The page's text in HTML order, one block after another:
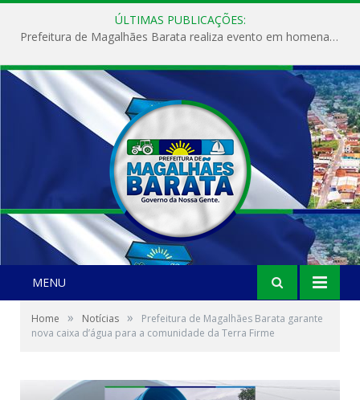
ÚLTIMAS PUBLICAÇÕES:
Prefeitura de Magalhães Barata realiza evento em homenagem ao Dia Internacional da Mulher
MENU
Home » Notícias »
Prefeitura de Magalhães Barata garante
nova caixa d’água para a comunidade da Terra Firme